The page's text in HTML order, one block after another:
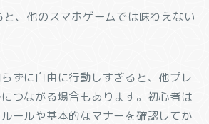
と、他のスマホゲームでは味わえない
ずに自由に行動しすぎると、他プレ
つながる場合もあります。初心者は
ールや基本的なマナーを確認してか